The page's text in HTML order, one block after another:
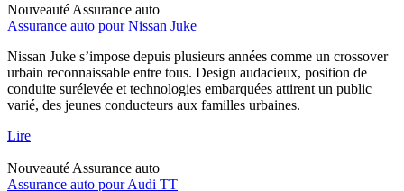
Nouveauté Assurance auto
Assurance auto pour Nissan Juke
Nissan Juke s’impose depuis plusieurs années comme un crossover
urbain reconnaissable entre tous. Design audacieux, position de
conduite surélevée et technologies embarquées attirent un public
varié, des jeunes conducteurs aux familles urbaines.
Lire
Nouveauté Assurance auto
Assurance auto pour Audi TT